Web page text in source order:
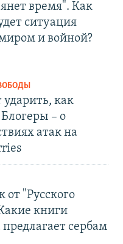
время". Как
ситуация
и войной?
как
– о
атак на
от "Русского
книги
сербам